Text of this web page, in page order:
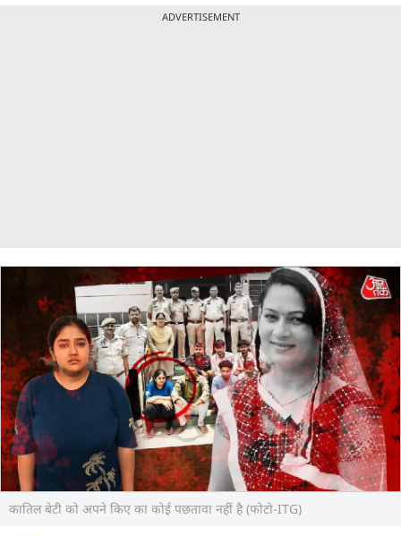
ADVERTISEMENT
कातिल बेटी को अपने किए का कोई पछतावा नहीं है (फोटो-ITG)